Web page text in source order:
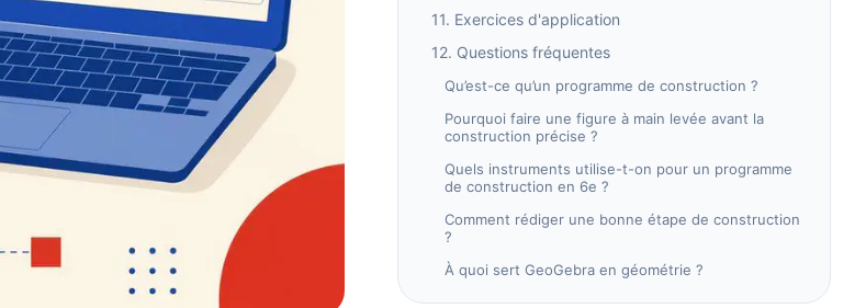
11. Exercices d'application
12. Questions fréquentes
Qu’est-ce qu’un programme de construction ?
Pourquoi faire une figure à main levée avant la
construction précise ?
Quels instruments utilise-t-on pour un programme
de construction en 6e ?
Comment rédiger une bonne étape de construction
?
À quoi sert GeoGebra en géométrie ?